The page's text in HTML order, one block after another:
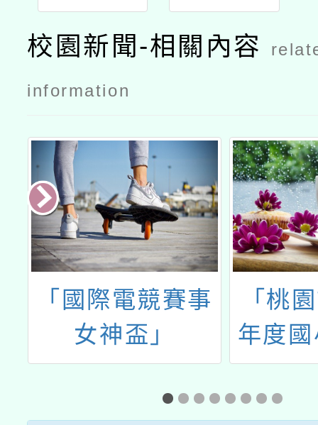
作坊」議程
作坊公文
校園新聞-相關內容
information
「國際電競賽事
女神盃」
「桃
年度
學圈
領域